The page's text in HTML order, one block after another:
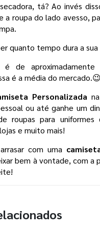
tá? Ao invés
a roupa do lado avesso,
quanto tempo dura a
de aproximadamente
é a média do mercado.😉
Personalizada
ou até ganhe um
roupas para uniformes
e muito mais!
com uma
bem à vontade, com a